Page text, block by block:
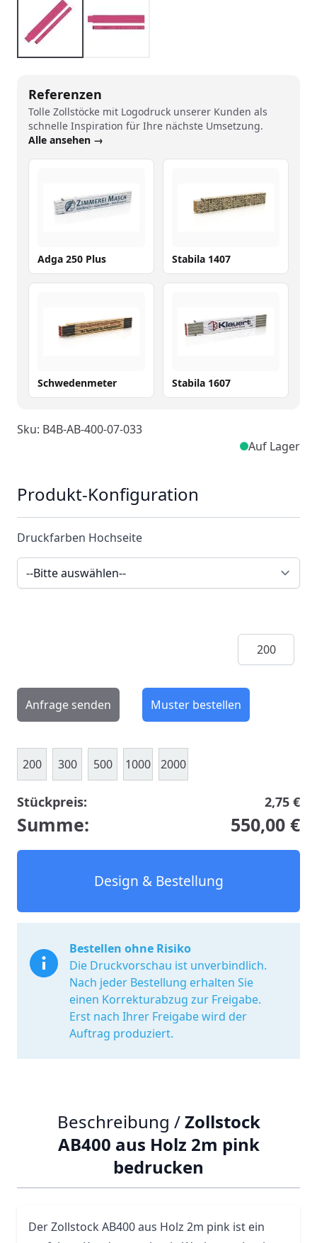
Referenzen
Tolle Zollstöcke mit Logodruck unserer Kunden als
schnelle Inspiration für Ihre nächste Umsetzung.
Alle ansehen →
Adga 250 Plus Stabila 1407
Schwedenmeter Stabila 1607
Sku: B4B-AB-400-07-033
Auf Lager
Produkt-Konfiguration
Druckfarben Hochseite
Menge
Anfrage senden Muster bestellen
200 300 500 1000 2000
Stückpreis: 2,75 €
Summe: 550,00 €
Design & Bestellung
Bestellen ohne Risiko
Die Druckvorschau ist unverbindlich.
Nach jeder Bestellung erhalten Sie
einen Korrekturabzug zur Freigabe.
Erst nach Ihrer Freigabe wird der
Auftrag produziert.
Beschreibung /Zollstock
AB400 aus Holz 2m pink
bedrucken
DerZollstock AB400 aus Holz 2m pink ist ein